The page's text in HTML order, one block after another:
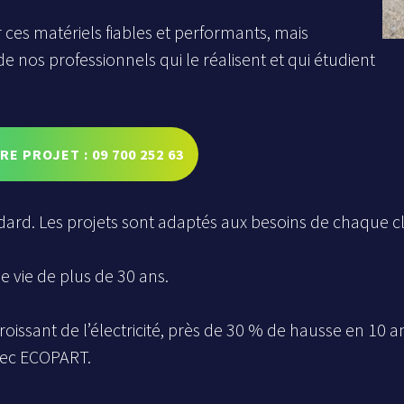
matériels fiables et performants, mais
nos professionnels qui le réalisent et qui étudient
PROJET : 09 700 252 63
Les projets sont adaptés aux besoins de chaque
de plus de 30 ans.
de l’électricité, près de 30 % de hausse en 10
ECOPART.